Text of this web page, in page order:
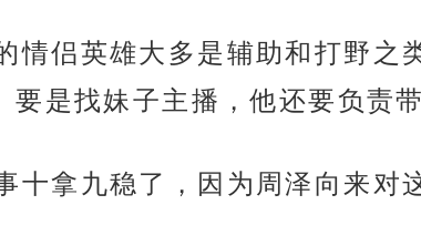
情侣英雄大多是辅助和打野
要是找妹子主播，他还要负责
十拿九稳了，因为周泽向来对